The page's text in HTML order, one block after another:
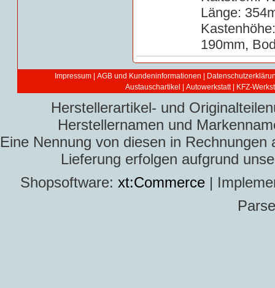
Länge:
190mm,
Impressum AGB und Kundeninformationen
Austauschartikel
Autowerkstatt | KFZ-
Herstellerartikel- und
Herstellernamen und
Eine Nennung von diesen in
Lieferung erfolgen aufgrund
Shopsoftware: xt:Commerce |